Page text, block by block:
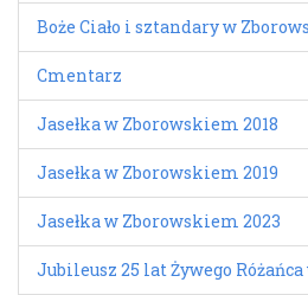
Boże Ciało i sztandary w
Cmentarz
Jasełka w Zborowskiem 2018
Jasełka w Zborowskiem 2019
Jasełka w Zborowskiem 2023
Jubileusz 25 lat Żywego